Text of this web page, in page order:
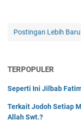
Postingan Lebih Baru
TERPOPULER
Seperti Ini Jilbab
Terkait Jodoh Setiap
Allah Swt.?